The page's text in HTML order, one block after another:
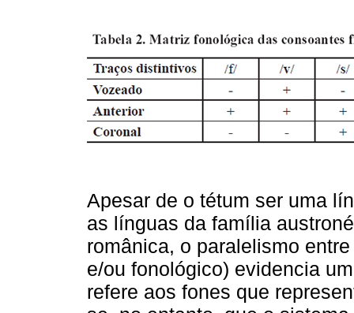
Apesar de o tétum ser uma
as línguas da família
românica, o paralelismo
e/ou fonológico) evidencia
refere aos fones que